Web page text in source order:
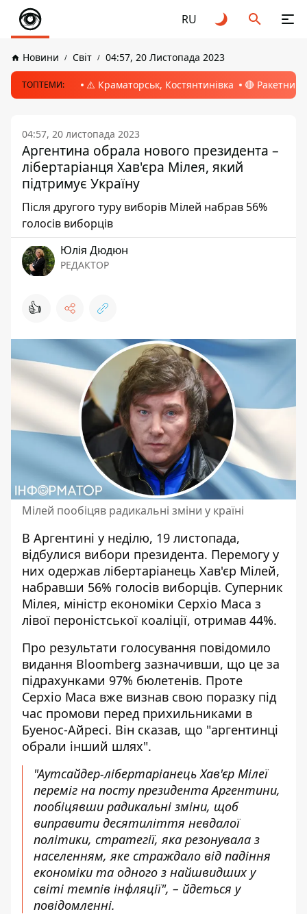
RU
Новини Світ 04:57, 20 Листопада 2023
ТОПТЕМИ: ⚠️ Краматорськ, Костянтинівка 🔴 Ракетний
04:57, 20 листопада 2023
Аргентина обрала нового президента –
лібертаріанця Хав'єра Мілея, який
підтримує Україну
Після другого туру виборів Мілей набрав 56%
голосів виборців
Юлія Дюдюн
РЕДАКТОР
👍
Мілей пообіцяв радикальні зміни у країні
В Аргентині у неділю, 19 листопада,
відбулися вибори президента. Перемогу у
них одержав лібертаріанець Хав'єр Мілей,
набравши 56% голосів виборців. Суперник
Мілея, міністр економіки Серхіо Маса з
лівої пероністської коаліції, отримав 44%.
Про результати голосування повідомило
видання Bloomberg зазначивши, що це за
підрахунками 97% бюлетенів. Проте
Серхіо Маса вже визнав свою поразку під
час промови перед прихильниками в
Буенос-Айресі. Він сказав, що "аргентинці
обрали інший шлях".
"Аутсайдер-лібертаріанець Хав'єр Мілеї
переміг на посту президента Аргентини,
пообіцявши радикальні зміни, щоб
виправити десятиліття невдалої
політики, стратегії, яка резонувала з
населенням, яке страждало від падіння
економіки та одного з найшвидших у
світі темпів інфляції", – йдеться у
повідомленні.